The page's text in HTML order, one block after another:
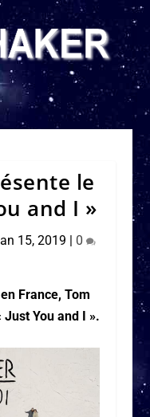
le
and I »
15, 2019 | 0
France, Tom
You and I ».